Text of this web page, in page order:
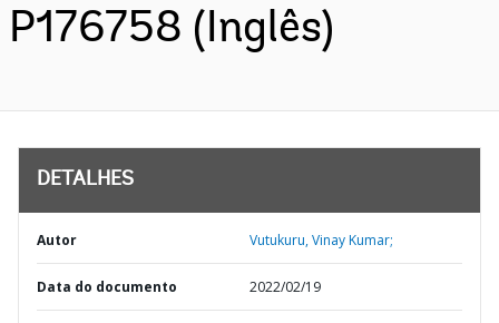
P176758 (Inglês)
DETALHES
Autor Vutukuru, Vinay Kumar;
Data do documento 2022/02/19